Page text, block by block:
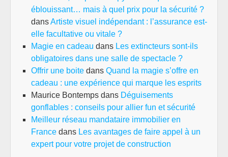
éblouissant… mais à quel prix pour la sécurité ?
dansArtiste visuel indépendant : l’assurance est-
elle facultative ou vitale ?
Magie en cadeau dans Les extincteurs sont-ils
obligatoires dans une salle de spectacle ?
Offrir une boite dans Quand la magie s’offre en
cadeau : une expérience qui marque les esprits
Maurice Bontemps dans Déguisements
gonflables : conseils pour allier fun et sécurité
Meilleur réseau mandataire immobilier en
France dans Les avantages de faire appel à un
expert pour votre projet de construction